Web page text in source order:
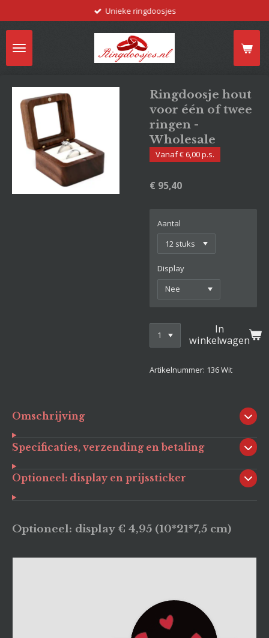
de
hoofdinhoud
Unieke ringdoosjes
Ringdoosje hout
voor één of twee
ringen -
Wholesale
Vanaf € 6,00 p.s.
€ 95,40
Aantal
Display
In
winkelwagen
Artikelnummer: 136 Wit
Omschrijving
Specificaties, verzending en betaling
Optioneel: display en prijssticker
Optioneel: display € 4,95 (10*21*7,5 cm)